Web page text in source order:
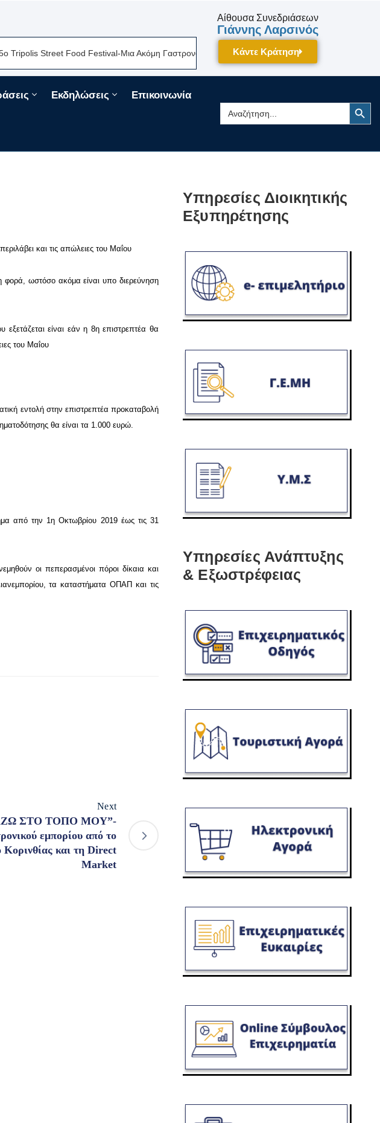
Street Food Festival-Μια Ακόμη Γαστρονομική Γιορτή Της Πελοποννήσου Δίνει Ραντεβού Τον
Αίθουσα Συνεδριάσεων
Γιάννης Λαρσινός
Κάντε Κράτηση
Εκδηλώσεις Επικοινωνία
Search
for:
Search Button
και τις απώλειες του Μαΐου
φορά, ωστόσο ακόμα είναι υπο διερεύνηση
είναι εάν η 8η επιστρεπτέα θα
του Μαΐου
εντολή στην επιστρεπτέα προκαταβολή
θα είναι τα 1.000 ευρώ.
από την 1η Οκτωβρίου 2019 έως τις 31
οι πεπερασμένοι πόροι δίκαια και
τα καταστήματα OΠΑΠ και τις
Next
ΣΤΟ ΤΟΠΟ ΜΟΥ”-
εμπορίου από το
Κορινθίας και τη Direct
Market
Υπηρεσίες Διοικητικής
Εξυπηρέτησης
Υπηρεσίες Ανάπτυξης
& Εξωστρέφειας